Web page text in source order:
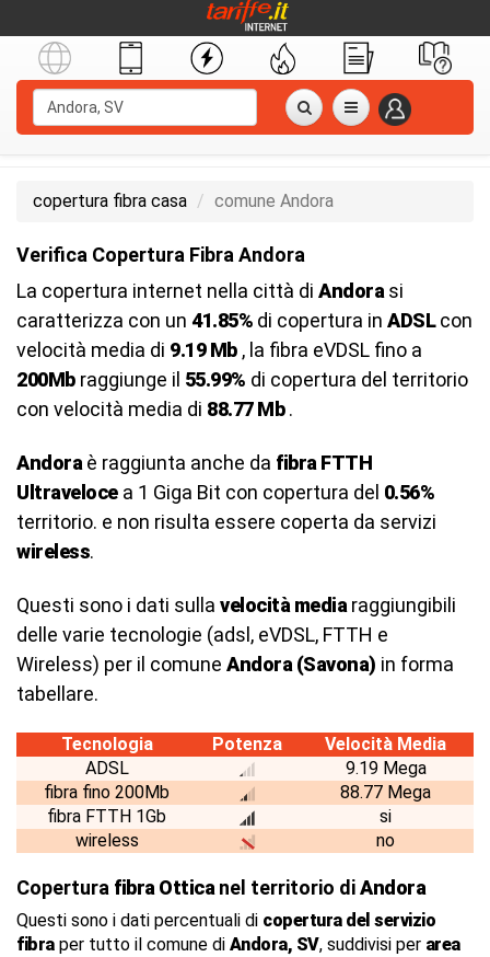
copertura fibra casa comune Andora
Verifica Copertura Fibra Andora
La copertura internet nella città di Andora si
caratterizza con un 41.85% di copertura in ADSLcon
velocità media di 9.19 Mb, la fibra eVDSL fino a
200Mbraggiunge il 55.99% di copertura del territorio
con velocità media di 88.77 Mb.
Andora è raggiunta anche da fibra FTTH
Ultravelocea 1 Giga Bit con copertura del 0.56%
territorio. e non risulta essere coperta da servizi
wireless.
Questi sono i dati sulla velocità media raggiungibili
delle varie tecnologie (adsl, eVDSL, FTTH e
Wireless) per il comune Andora (Savona) in forma
tabellare.
Tecnologia Potenza
Velocità Media
ADSL
9.19 Mega
fibra fino 200Mb
88.77 Mega
fibra FTTH 1Gb
si
wireless
no
Copertura fibra Ottica nel territorio diAndora
Questi sono i dati percentuali di copertura del servizio
fibraper tutto il comune di Andora, SV, suddivisi per area